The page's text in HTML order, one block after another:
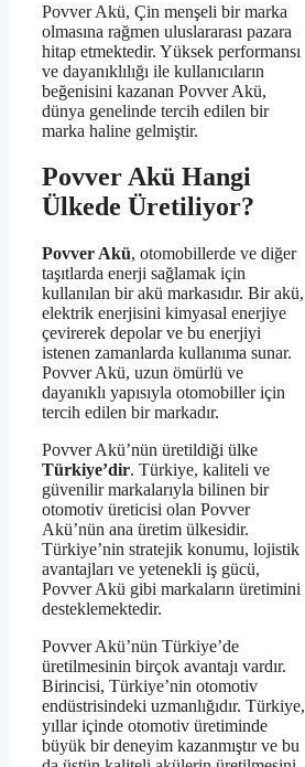
Povver Akü, Çin menşeli bir marka
olmasına rağmen uluslararası pazara
hitap etmektedir. Yüksek performansı
ve dayanıklılığı ile kullanıcıların
beğenisini kazanan Povver Akü,
dünya genelinde tercih edilen bir
marka haline gelmiştir.
Povver Akü Hangi
Ülkede Üretiliyor?
Povver Akü, otomobillerde ve diğer
taşıtlarda enerji sağlamak için
kullanılan bir akü markasıdır. Bir akü,
elektrik enerjisini kimyasal enerjiye
çevirerek depolar ve bu enerjiyi
istenen zamanlarda kullanıma sunar.
Povver Akü, uzun ömürlü ve
dayanıklı yapısıyla otomobiller için
tercih edilen bir markadır.
Povver Akü’nün üretildiği ülke
Türkiye’dir. Türkiye, kaliteli ve
güvenilir markalarıyla bilinen bir
otomotiv üreticisi olan Povver
Akü’nün ana üretim ülkesidir.
Türkiye’nin stratejik konumu, lojistik
avantajları ve yetenekli iş gücü,
Povver Akü gibi markaların üretimini
desteklemektedir.
Povver Akü’nün Türkiye’de
üretilmesinin birçok avantajı vardır.
Birincisi, Türkiye’nin otomotiv
endüstrisindeki uzmanlığıdır. Türkiye,
yıllar içinde otomotiv üretiminde
büyük bir deneyim kazanmıştır ve bu